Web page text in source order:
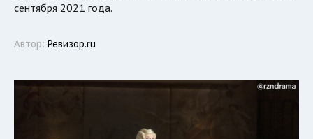
сентября 2021 года.
Автор: Ревизор.ru